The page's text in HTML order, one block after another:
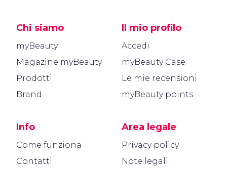
Chi siamo
myBeauty
Magazine myBeauty
Prodotti
Brand
Info
Come funziona
Contatti
Il mio profilo
Accedi
myBeauty Case
Le mie recensioni
myBeauty points
Area legale
Privacy policy
Note legali